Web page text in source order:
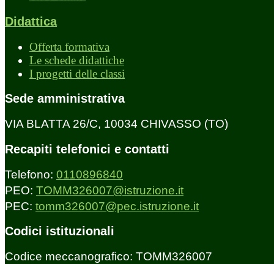
Didattica
Offerta formativa
Le schede didattiche
I progetti delle classi
Sede amministrativa
VIA BLATTA 26/C, 10034 CHIVASSO (TO)
Recapiti telefonici e contatti
Telefono: 0110896840
PEO: TOMM326007@istruzione.it
PEC: tomm326007@pec.istruzione.it
Codici istituzionali
Codice meccanografico: TOMM326007